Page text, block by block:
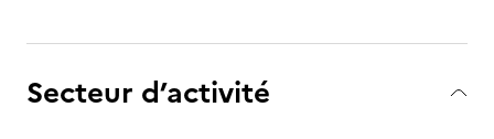
Secteur d’activité